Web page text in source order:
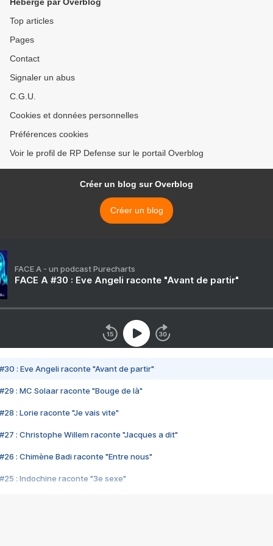
Top articles
Pages
Contact
Signaler un abus
C.G.U.
Cookies et données personnelles
Préférences cookies
Voir le profil de RP Defense sur le portail Overblog
Créer un blog sur Overblog
Créer un blog
FACE A - un podcast Purecharts
FACE A #30 : Eve Angeli raconte "Avant de partir"
#30 : Eve Angeli raconte "Avant de partir"
#29 : MC Solaar raconte "Bouge de là"
#28 : Lorie raconte "Je vais vite"
#27 : Christophe Willem raconte "Jacques a dit"
#26 : Chimène Badi raconte "Entre nous"
#25 : Indochine raconte "3e sexe"